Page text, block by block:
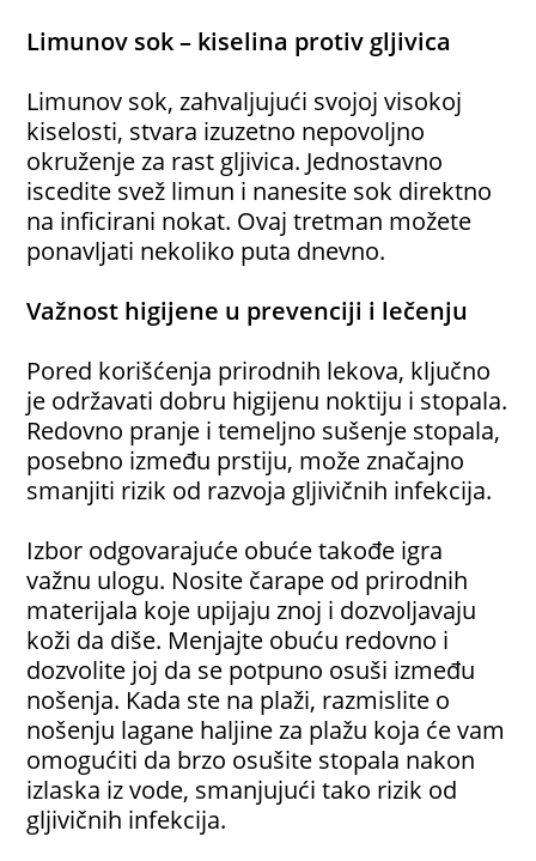
Limunov sok – kiselina protiv gljivica
Limunov sok, zahvaljujući svojoj visokoj
kiselosti, stvara izuzetno nepovoljno
okruženje za rast gljivica. Jednostavno
iscedite svež limun i nanesite sok direktno
na inficirani nokat. Ovaj tretman možete
ponavljati nekoliko puta dnevno.
Važnost higijene u prevenciji i lečenju
Pored korišćenja prirodnih lekova, ključno
je održavati dobru higijenu noktiju i stopala.
Redovno pranje i temeljno sušenje stopala,
posebno između prstiju, može značajno
smanjiti rizik od razvoja gljivičnih infekcija.
Izbor odgovarajuće obuće takođe igra
važnu ulogu. Nosite čarape od prirodnih
materijala koje upijaju znoj i dozvoljavaju
koži da diše. Menjajte obuću redovno i
dozvolite joj da se potpuno osuši između
nošenja. Kada ste na plaži, razmislite o
nošenju lagane haljine za plažu koja će vam
omogućiti da brzo osušite stopala nakon
izlaska iz vode, smanjujući tako rizik od
gljivičnih infekcija.